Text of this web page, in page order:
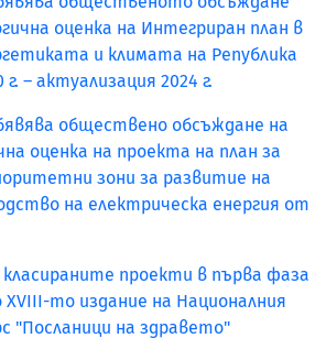
оценка на Интегриран план в
и климата на Република
г. – актуализация 2024 г.
обществено обсъждане на
оценка на проекта на план за
зони за развитие на
на електрическа енергия от
проекти в първа фаза
то издание на Националния
"Посланици на здравето"